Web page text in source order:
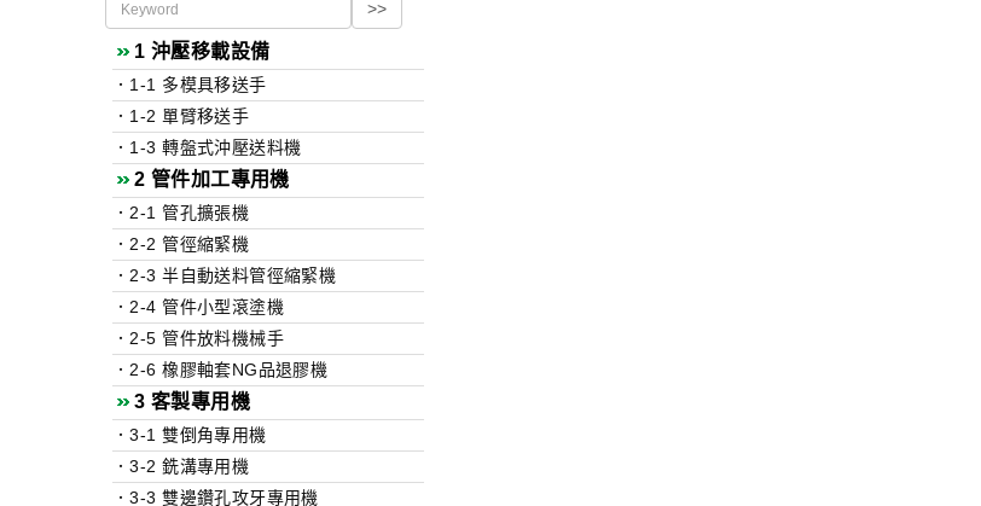
1 沖壓移載設備
． 1-1 多模具移送手
． 1-2 單臂移送手
． 1-3 轉盤式沖壓送料機
2 管件加工專用機
． 2-1 管孔擴張機
． 2-2 管徑縮緊機
． 2-3 半自動送料管徑縮緊機
． 2-4 管件小型滾塗機
． 2-5 管件放料機械手
． 2-6 橡膠軸套NG品退膠機
3 客製專用機
．3-1 雙倒角專用機
．3-2 銑溝專用機
．3-3 雙邊鑽孔攻牙專用機